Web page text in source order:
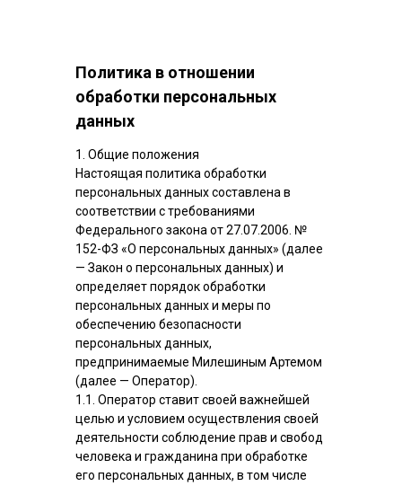
Политика в отношении
обработки персональных
данных
1. Общие положения
Настоящая политика обработки
персональных данных составлена в
соответствии с требованиями
Федерального закона от 27.07.2006. №
152-ФЗ «О персональных данных» (далее
— Закон о персональных данных) и
определяет порядок обработки
персональных данных и меры по
обеспечению безопасности
персональных данных,
предпринимаемые Милешиным Артемом
(далее — Оператор).
1.1. Оператор ставит своей важнейшей
целью и условием осуществления своей
деятельности соблюдение прав и свобод
человека и гражданина при обработке
его персональных данных, в том числе